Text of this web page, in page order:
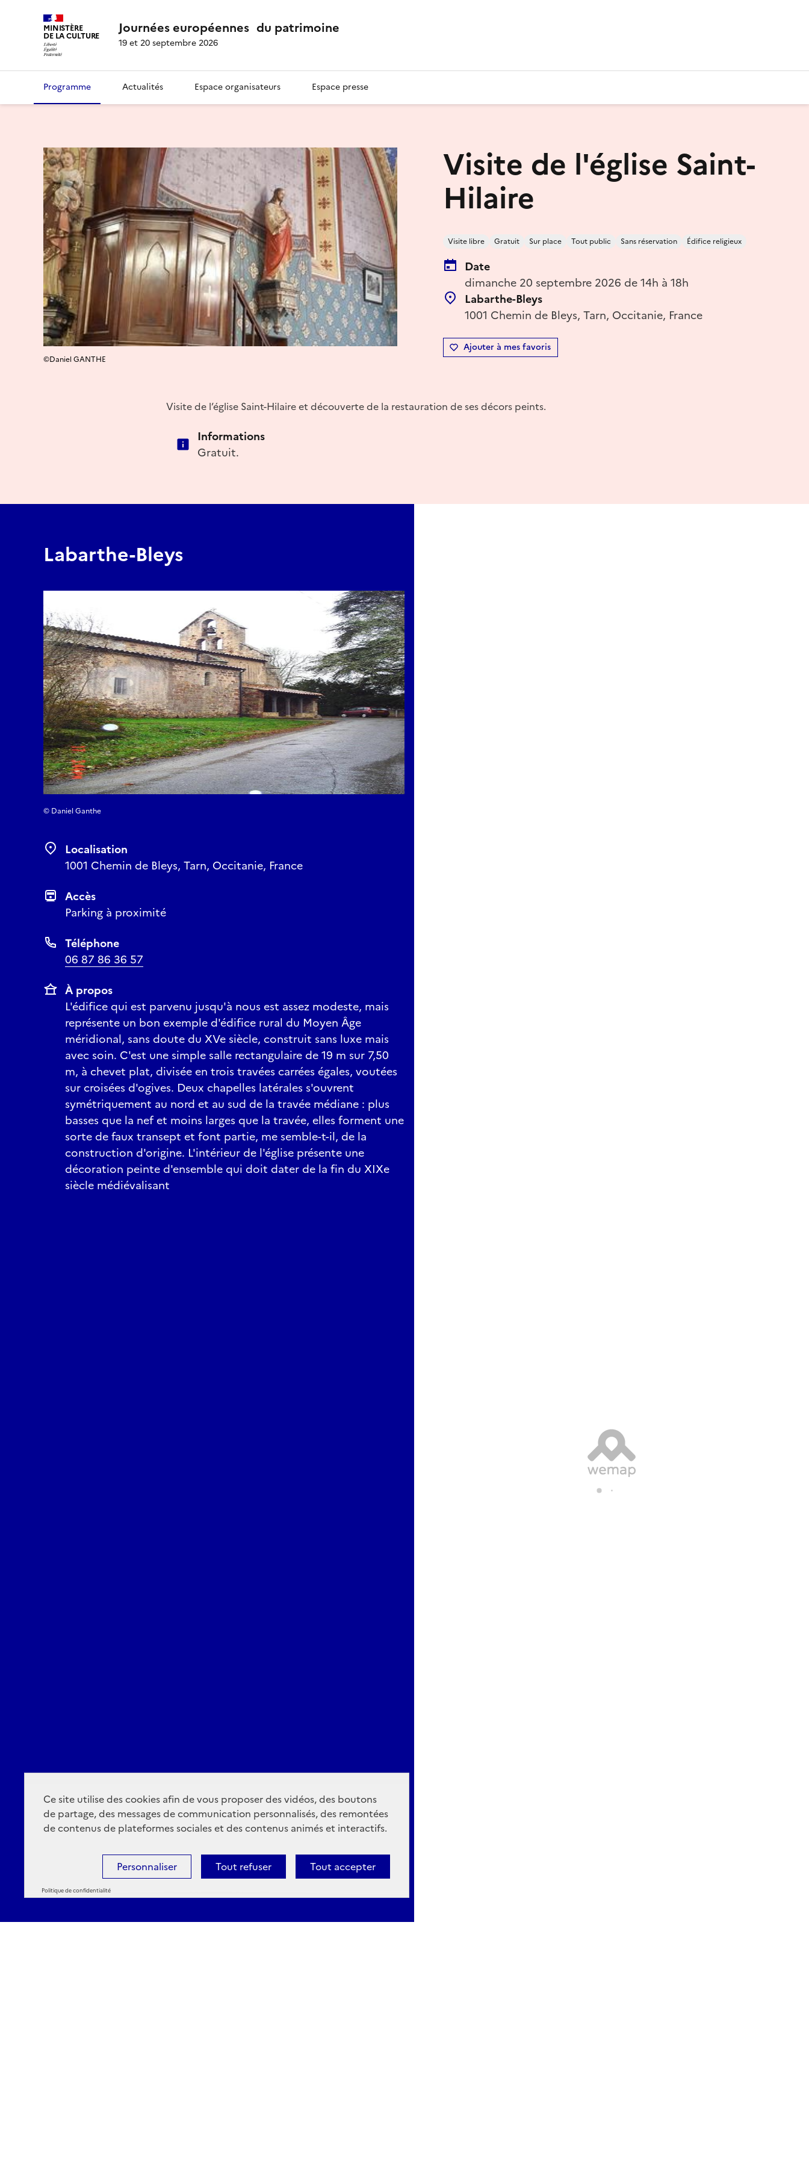
Ce site utilise des cookies afin de vous proposer des vidéos, des boutons
de partage, des messages de communication personnalisés, des remontées
de contenus de plateformes sociales et des contenus animés et interactifs.
Tout accepter
Tout refuser
Personnaliser
Politique de confidentialité
MINISTÈRE
DE LA CULTURE Journées européennes du patrimoine
19 et 20 septembre 2026
Programme Actualités Espace organisateurs Espace presse
Visite de l'église Saint-
Hilaire
Visite libre Gratuit Sur place Tout public Sans réservation Édifice religieux
Date
dimanche 20 septembre 2026 de 14h à 18h
Labarthe-Bleys
1001 Chemin de Bleys, Tarn, Occitanie, France
Ajouter à mes favoris
©Daniel GANTHE
Visite de l’église Saint-Hilaire et découverte de la restauration de ses décors peints.
Informations
Gratuit.
Labarthe-Bleys
© Daniel Ganthe
Localisation
1001 Chemin de Bleys, Tarn, Occitanie, France
Accès
Parking à proximité
Téléphone
06 87 86 36 57
À propos
L'édifice qui est parvenu jusqu'à nous est assez modeste, mais
représente un bon exemple d'édifice rural du Moyen Âge
méridional, sans doute du XVe siècle, construit sans luxe mais
avec soin. C'est une simple salle rectangulaire de 19 m sur 7,50
m, à chevet plat, divisée en trois travées carrées égales, voutées
sur croisées d'ogives. Deux chapelles latérales s'ouvrent
symétriquement au nord et au sud de la travée médiane : plus
basses que la nef et moins larges que la travée, elles forment une
sorte de faux transept et font partie, me semble-t-il, de la
construction d'origine. L'intérieur de l'église présente une
décoration peinte d'ensemble qui doit dater de la fin du XIXe
siècle médiévalisant